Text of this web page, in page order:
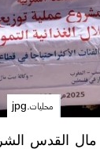
محليات.jpg
القدس